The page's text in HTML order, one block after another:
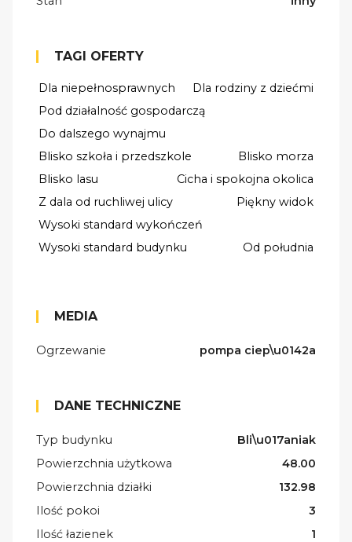
TAGI OFERTY
Dla niepełnosprawnych
Dla rodziny z dziećmi
Pod działalność gospodarczą
Do dalszego wynajmu
Blisko szkoła i przedszkole
Blisko morza
Blisko lasu
Cicha i spokojna okolica
Z dala od ruchliwej ulicy
Piękny widok
Wysoki standard wykończeń
Wysoki standard budynku
Od południa
MEDIA
Ogrzewanie pompa ciep\u0142a
DANE TECHNICZNE
Typ budynku
Bli\u017aniak
Powierzchnia użytkowa
48.00
Powierzchnia działki
132.98
Ilość pokoi
3
Ilość łazienek
1